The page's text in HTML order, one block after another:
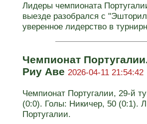
Лидеры чемпионата
выезде разобрался с
уверенное лидерство в
Чемпионат
Риу Аве 2026-04-11 21:54:42
Чемпионат Португалии, 29-й
(0:0). Голы: Никичер, 50 (0:1).
Португалии.